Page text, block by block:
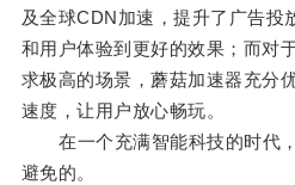
及全球CDN加速，提升了广告投
和用户体验到更好的效果；而对
求极高的场景，蘑菇加速器充分
速度，让用户放心畅玩。
在一个充满智能科技的时代
避免的。